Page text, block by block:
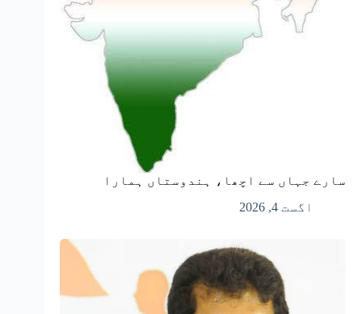
سارے جہاں سے اچھا، ہندوستاں ہمارا
اگست 4, 2026